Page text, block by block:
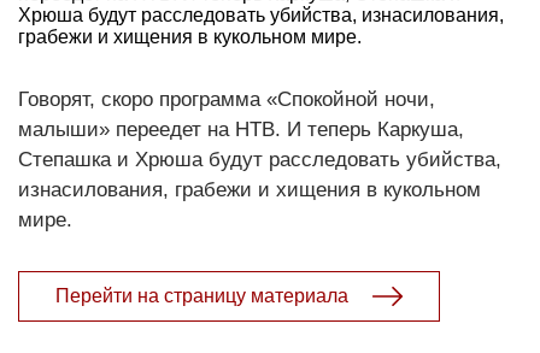
Хрюша будут расследовать убийства, изнасилования,
грабежи и хищения в кукольном мире.
Говорят, скоро программа «Спокойной ночи,
малыши» переедет на НТВ. И теперь Каркуша,
Степашка и Хрюша будут расследовать убийства,
изнасилования, грабежи и хищения в кукольном
мире.
Перейти на страницу материала